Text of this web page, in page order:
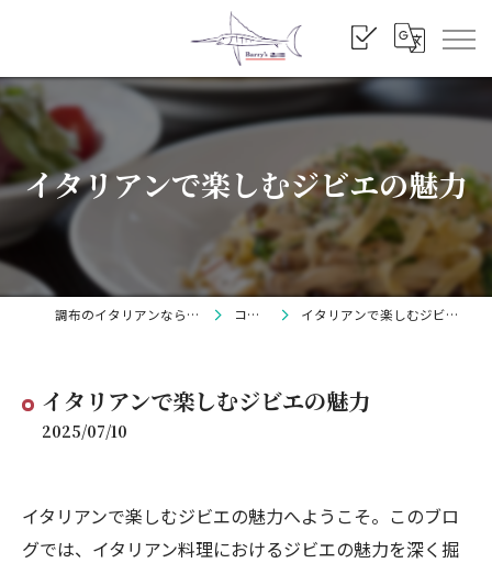
イタリアンで楽しむジビエの魅力
調布のイタリアンならBarry's コラム イタリアンで楽しむジビエの魅力
イタリアンで楽しむジビエの魅力
2025/07/10
イタリアンで楽しむジビエの魅力へようこそ。このブロ
グでは、イタリアン料理におけるジビエの魅力を深く掘